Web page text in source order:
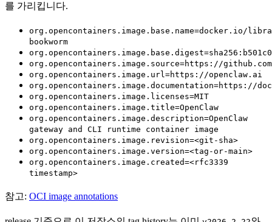
를 가리킵니다.
org.opencontainers.image.base.name=docker.io/
bookworm
org.opencontainers.image.source=https://
org.opencontainers.image.url=https://openclaw.ai
org.opencontainers.image.documentation=https://
org.opencontainers.image.licenses=MIT
org.opencontainers.image.title=OpenClaw
org.opencontainers.image.description=OpenClaw
gateway and CLI runtime container image
org.opencontainers.image.revision=<git-sha>
org.opencontainers.image.version=<tag-or-main>
org.opencontainers.image.created=<rfc3339
timestamp>
참고: OCI image annotations